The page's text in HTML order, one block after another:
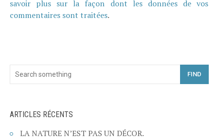
savoir plus sur la façon dont les données de vos
commentaires sont traitées.
FIND
ARTICLES RÉCENTS
LA NATURE N’EST PAS UN DÉCOR.